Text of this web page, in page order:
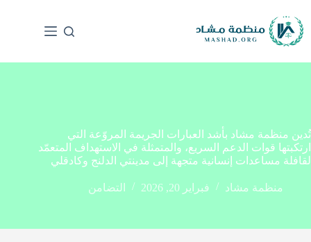
تُدين منظمة مشاد بأشد العبارات الجريمة المروّعة التي
ارتكبتها قوات الدعم السريع، والمتمثلة في الاستهداف المتعمّد
لقافلة مساعدات إنسانية متجهة إلى مدينتي الدلنج وكادقلي
منظمة مشاد فبراير 20, 2026 التضامن